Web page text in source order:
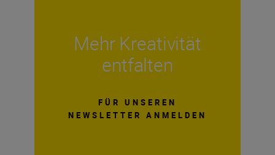
Mehr Kreativität
entfalten
FÜR UNSEREN
NEWSLETTER ANMELDEN